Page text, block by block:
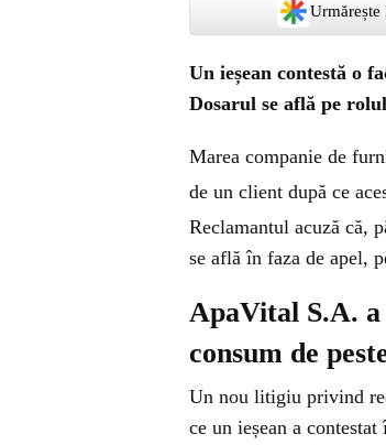
Un ieșean contestă o
Dosarul se află pe
Marea companie de
de un client după ce
Reclamantul acuză că,
se află în faza de apel,
ApaVital S.A.
consum de
Un nou litigiu privind
ce un ieșean a